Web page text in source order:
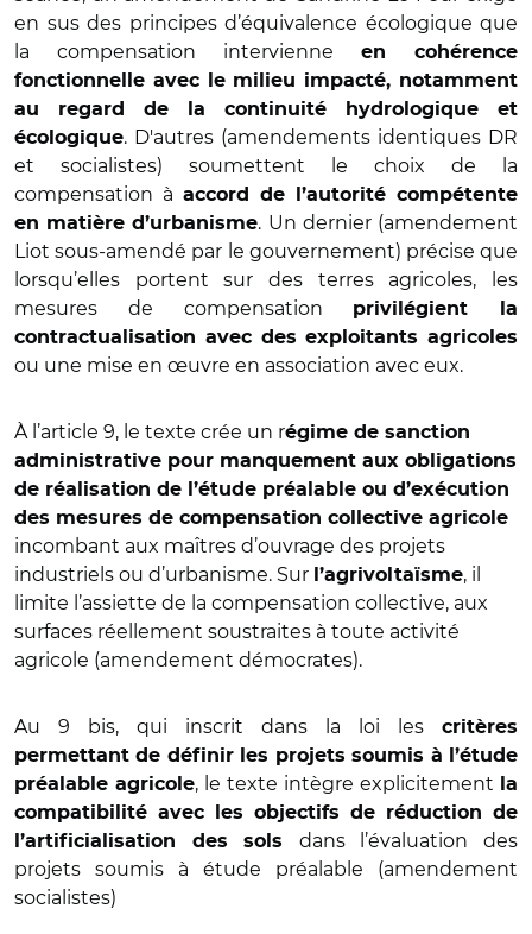
en sus des principes d’équivalence écologique que
la compensation intervienne en cohérence
fonctionnelle avec le milieu impacté, notamment
au regard de la continuité hydrologique et
écologique. D'autres (amendements identiques DR
et socialistes) soumettent le choix de la
compensation à accord de l’autorité compétente
en matière d’urbanisme. Un dernier (amendement
Liot sous-amendé par le gouvernement) précise que
lorsqu’elles portent sur des terres agricoles, les
mesures de compensation
privilégient la
contractualisation avec des exploitants agricoles
ou une mise en œuvre en association avec eux.
À l’article 9, le texte crée un régime de sanction
administrative pour manquement aux obligations
de réalisation de l’étude préalable ou d’exécution
des mesures de compensation collective agricole
incombant aux maîtres d’ouvrage des projets
industriels ou d’urbanisme. Sur l’agrivoltaïsme, il
limite l’assiette de la compensation collective, aux
surfaces réellement soustraites à toute activité
agricole (amendement démocrates).
Au 9 bis, qui inscrit dans la loi les critères
permettant de définir les projets soumis à l’étude
préalable agricole, le texte intègre explicitement
la
compatibilité avec les objectifs de réduction de
l’artificialisation des sols dans l’évaluation des
projets soumis à étude préalable (amendement
socialistes)